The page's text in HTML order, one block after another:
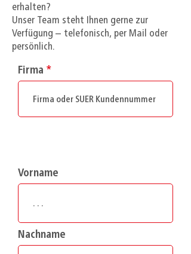
erhalten?
Unser Team steht Ihnen gerne zur
Verfügung – telefonisch, per Mail oder
persönlich.
Firma
Vorname
Nachname